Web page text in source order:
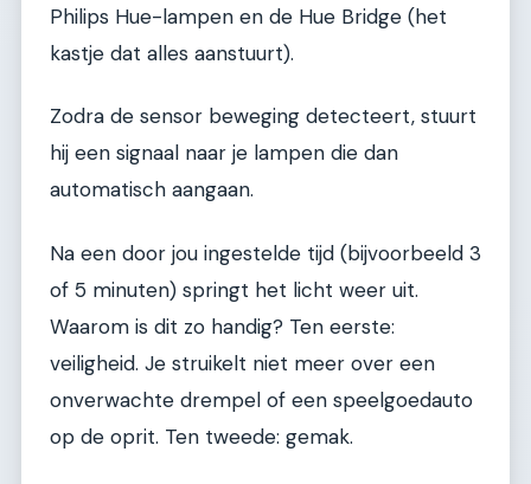
Philips Hue-lampen en de Hue Bridge (het
kastje dat alles aanstuurt).
Zodra de sensor beweging detecteert, stuurt
hij een signaal naar je lampen die dan
automatisch aangaan.
Na een door jou ingestelde tijd (bijvoorbeeld 3
of 5 minuten) springt het licht weer uit.
Waarom is dit zo handig? Ten eerste:
veiligheid. Je struikelt niet meer over een
onverwachte drempel of een speelgoedauto
op de oprit. Ten tweede: gemak.